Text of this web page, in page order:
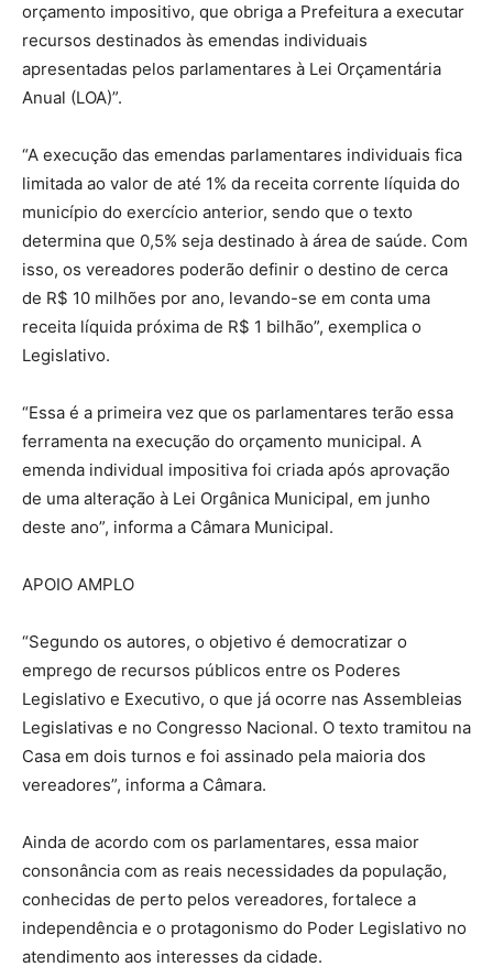
orçamento impositivo, que obriga a Prefeitura a executar
recursos destinados às emendas individuais
apresentadas pelos parlamentares à Lei Orçamentária
Anual (LOA)”.
“A execução das emendas parlamentares individuais fica
limitada ao valor de até 1% da receita corrente líquida do
município do exercício anterior, sendo que o texto
determina que 0,5% seja destinado à área de saúde. Com
isso, os vereadores poderão definir o destino de cerca
de R$ 10 milhões por ano, levando-se em conta uma
receita líquida próxima de R$ 1 bilhão”, exemplica o
Legislativo.
“Essa é a primeira vez que os parlamentares terão essa
ferramenta na execução do orçamento municipal. A
emenda individual impositiva foi criada após aprovação
de uma alteração à Lei Orgânica Municipal, em junho
deste ano”, informa a Câmara Municipal.
APOIO AMPLO
“Segundo os autores, o objetivo é democratizar o
emprego de recursos públicos entre os Poderes
Legislativo e Executivo, o que já ocorre nas Assembleias
Legislativas e no Congresso Nacional. O texto tramitou na
Casa em dois turnos e foi assinado pela maioria dos
vereadores”, informa a Câmara.
Ainda de acordo com os parlamentares, essa maior
consonância com as reais necessidades da população,
conhecidas de perto pelos vereadores, fortalece a
independência e o protagonismo do Poder Legislativo no
atendimento aos interesses da cidade.